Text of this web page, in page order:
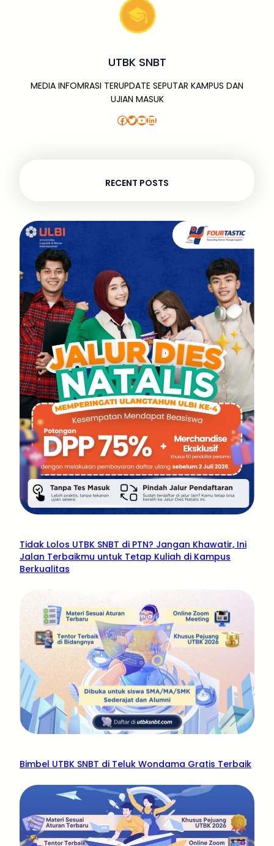
UTBK SNBT
MEDIA INFOMRASI TERUPDATE SEPUTAR KAMPUS DAN
UJIAN MASUK
Facebook Twitter YouTube LinkedIn
RECENT POSTS
Tidak Lolos UTBK SNBT di PTN? Jangan Khawatir, Ini
Jalan Terbaikmu untuk Tetap Kuliah di Kampus
Berkualitas
Bimbel UTBK SNBT di Teluk Wondama Gratis Terbaik